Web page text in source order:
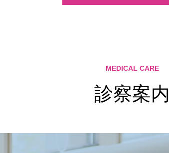
MEDICAL CARE
診察案内